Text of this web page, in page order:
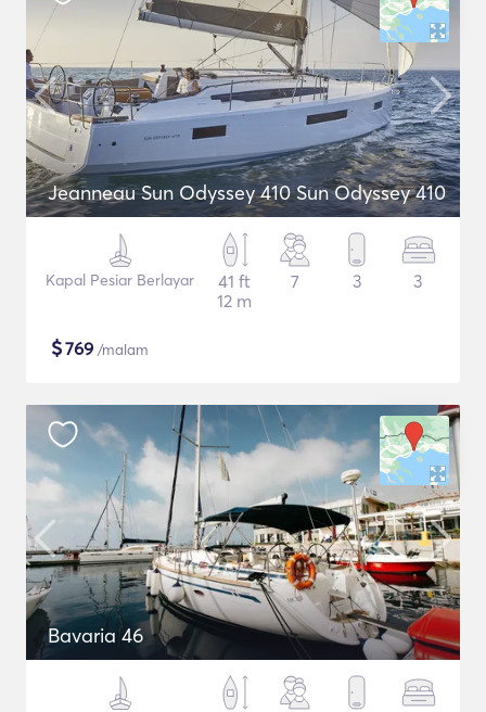
Jeanneau Sun Odyssey 410 Sun Odyssey 410
Kapal Pesiar Berlayar
41 ft
12 m
7 3 3
$769 /malam
Bavaria 46